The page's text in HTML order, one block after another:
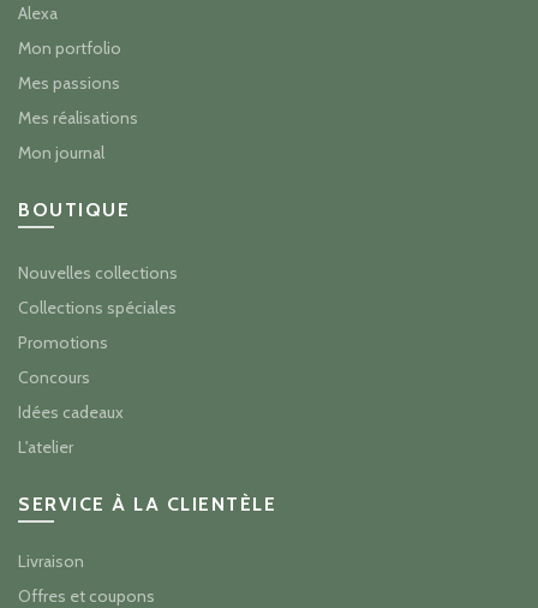
Alexa
Mon portfolio
Mes passions
Mes réalisations
Mon journal
BOUTIQUE
Nouvelles collections
Collections spéciales
Promotions
Concours
Idées cadeaux
L'atelier
SERVICE À LA CLIENTÈLE
Livraison
Offres et coupons